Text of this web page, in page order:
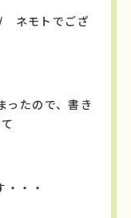
ネモトでござ
ったので、書き
・・・